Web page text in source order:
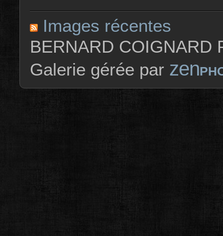
Images récentes
BERNARD COIGNARD
Galerie gérée par zen